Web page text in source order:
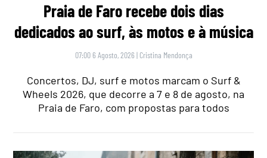
Praia de Faro recebe dois dias
dedicados ao surf, às motos e à música
07:00 6 Agosto, 2026 | Cristina Mendonça
Concertos, DJ, surf e motos marcam o Surf &
Wheels 2026, que decorre a 7 e 8 de agosto, na
Praia de Faro, com propostas para todos